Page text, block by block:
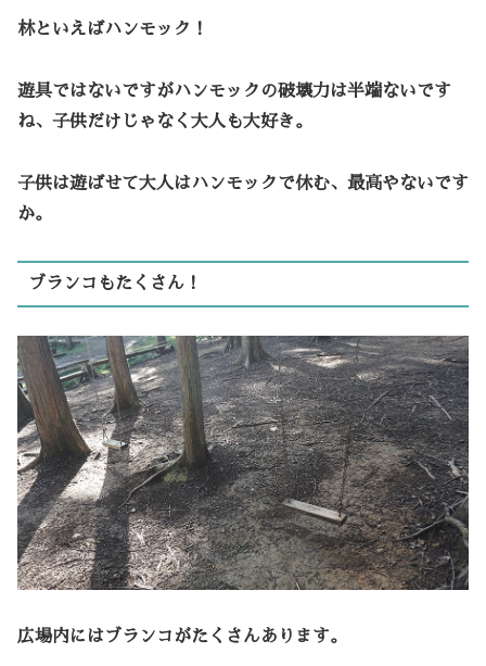
林といえばハンモック！
遊具ではないですがハンモックの破壊力は半端ないです
ね、子供だけじゃなく大人も大好き。
子供は遊ばせて大人はハンモックで休む、最高やないです
か。
ブランコもたくさん！
広場内にはブランコがたくさんあります。